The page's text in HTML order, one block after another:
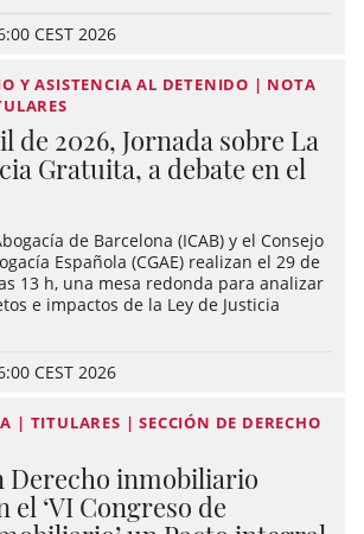
CEST 2026
Y ASISTENCIA AL DETENIDO | NOTA
de 2026, Jornada sobre La
Gratuita, a debate en el
de Barcelona (ICAB) y el Consejo
Española (CGAE) realizan el 29 de
13 h, una mesa redonda para analizar
e impactos de la Ley de Justicia
CEST 2026
| TITULARES | SECCIÓN DE DERECHO
Derecho inmobiliario
el ‘VI Congreso de